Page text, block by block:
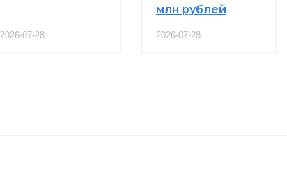
2026-07-28
млн рублей
2026-07-28